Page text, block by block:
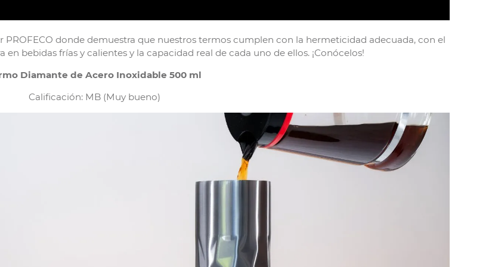
PROFECO donde demuestra que nuestros termos cumplen con la hermeticidad adecuada, con el
bebidas frías y calientes y la capacidad real de cada uno de ellos. ¡Conócelos!
Diamante de Acero Inoxidable 500 ml
Calificación: MB (Muy bueno)